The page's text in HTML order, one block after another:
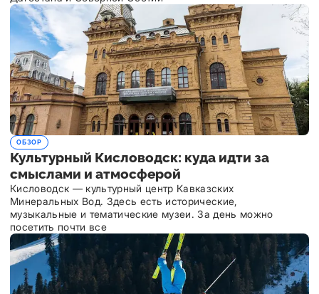
ОБЗОР
Культурный Кисловодск: куда идти за
смыслами и атмосферой
Кисловодск — культурный центр Кавказских
Минеральных Вод. Здесь есть исторические,
музыкальные и тематические музеи. За день можно
посетить почти все